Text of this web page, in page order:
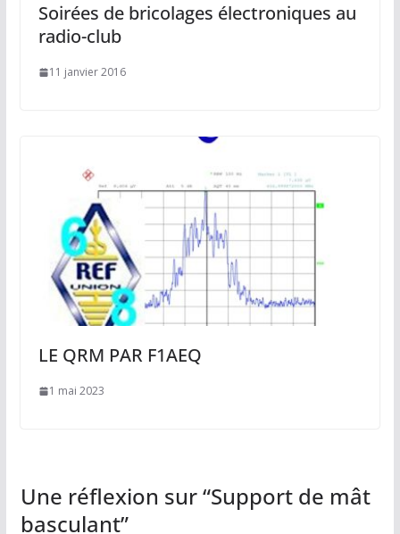
Soirées de bricolages électroniques au
radio-club
11 janvier 2016
LE QRM PAR F1AEQ
1 mai 2023
Une réflexion sur “Support de mât
basculant”